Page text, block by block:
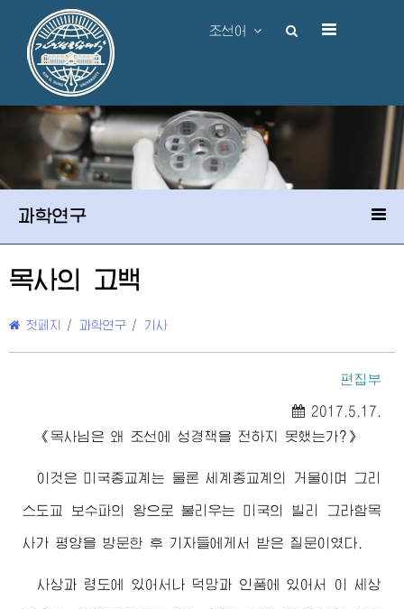
조선어
과학연구
목사의 고백
첫페지 / 과학연구 / 기사
편집부
2017.5.17.
《목사님은 왜 조선에 성경책을 전하지 못했는가?》
이것은 미국종교계는 물론 세계종교계의 거물이며 그리
스도교 보수파의 왕으로 불리우는 미국의 빌리 그라함목
사가 평양을 방문한 후 기자들에게서 받은 질문이였다.
사상과 령도에 있어서나 덕망과 인품에 있어서 이 세상